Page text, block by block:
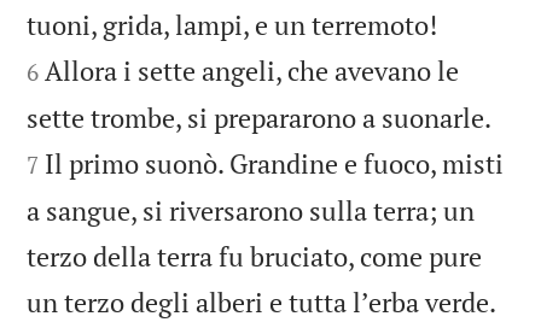
tuoni, grida, lampi, e un terremoto!
6 Allora i sette angeli, che avevano le
sette trombe, si prepararono a suonarle.
7 Il primo suonò. Grandine e fuoco, misti
a sangue, si riversarono sulla terra; un
terzo della terra fu bruciato, come pure
un terzo degli alberi e tutta lʼerba verde.